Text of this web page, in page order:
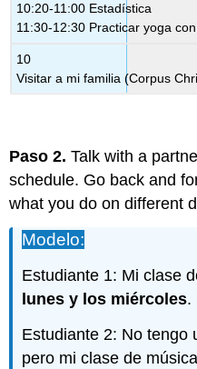
10:20-11:00 Estadística
11:30-12:30 Practicar yoga
10
Visitar a mi familia (Corpus
Paso 2.Talk with a
schedule. Go back and
what you do on different
Modelo:
Estudiante 1: Mi clase
lunes y los miércoles.
Estudiante 2: No tengo
pero mi clase de